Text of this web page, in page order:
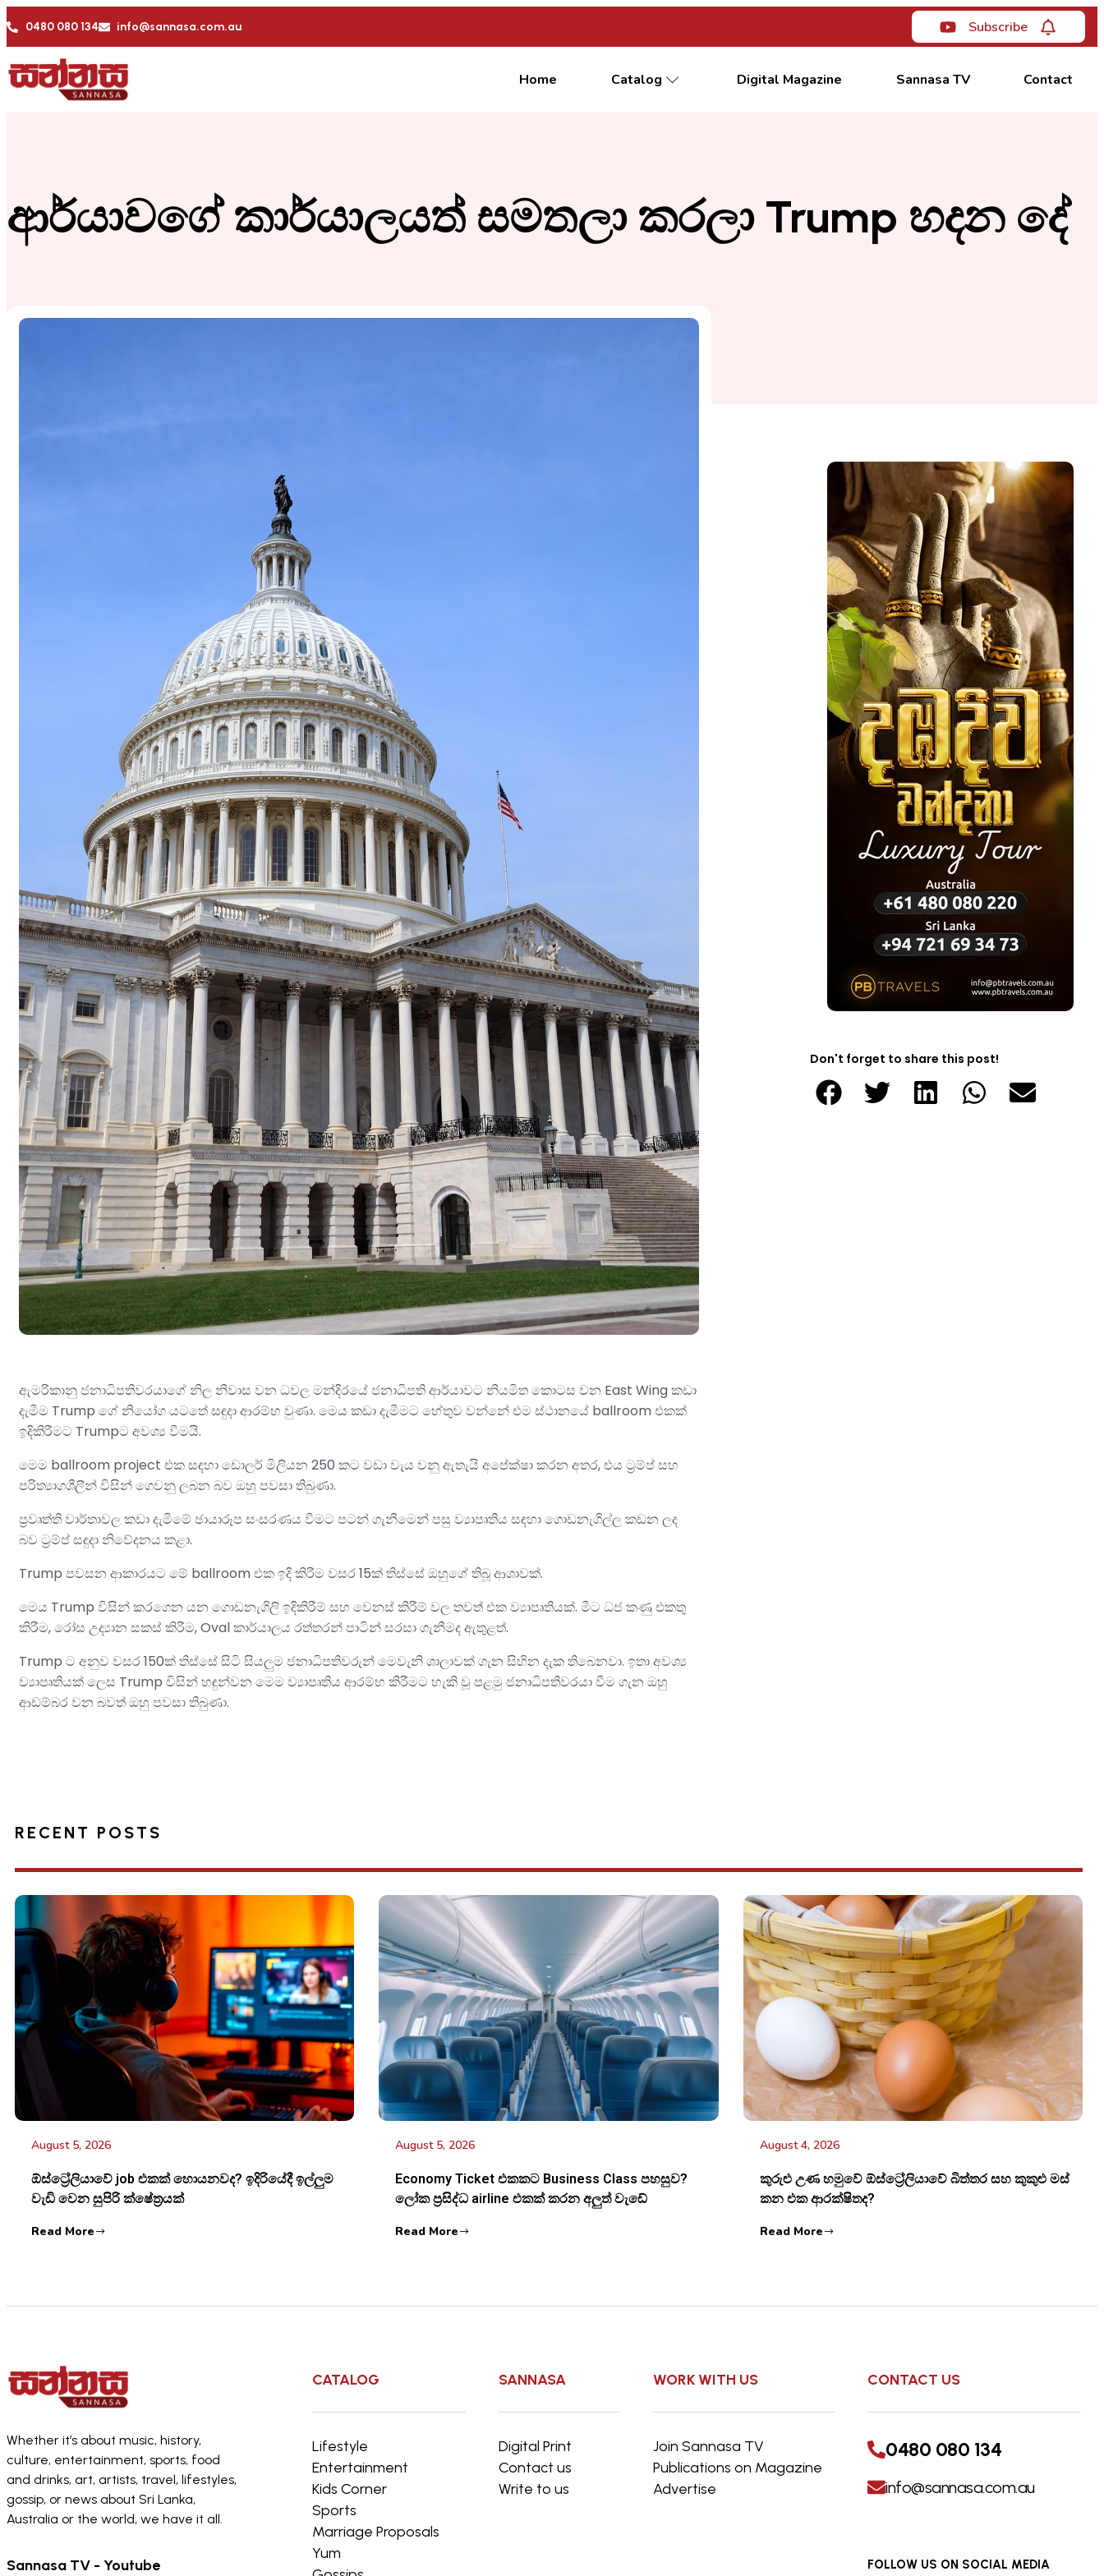
0480 080 134 info@sannasa.com.au Subscribe
Home Catalog Digital Magazine Sannasa TV Contact
ආර්යාවගේ කාර්යාලයත් සමතලා කරලා Trump හදන දේ
ඇමරිකානු ජනාධිපතිවරයාගේ නිල නිවාස වන ධවල මන්දිරයේ ජනාධිපති ආර්යාවට නියමිත කොටස වන East Wing කඩා
දැමීම Trump ගේ නියෝග යටතේ සඳුදා ආරම්භ වුණා. මෙය කඩා දැමීමට හේතුව වන්නේ එම ස්ථානයේ ballroom එකක්
ඉදිකිරීමට Trumpට අවශ්‍ය වීමයි.
මෙම ballroom project එක සඳහා ඩොලර් මිලියන 250 කට වඩා වැය වනු ඇතැයි අපේක්ෂා කරන අතර, එය ට්‍රම්ප් සහ
පරිත්‍යාගශීලීන් විසින් ගෙවනු ලබන බව ඔහු පවසා තිබුණා.
ප්‍රවෘත්ති වාර්තාවල කඩා දැමීමේ ඡායාරූප සංසරණය වීමට පටන් ගැනීමෙන් පසු ව්‍යාපෘතිය සඳහා ගොඩනැගිල්ල කඩන ලද
බව ට්‍රම්ප් සඳුදා නිවේදනය කළා.
Trump පවසන ආකාරයට මේ ballroom එක ඉදි කිරීම වසර 15ක් තිස්සේ ඔහුගේ තිබූ ආශාවක්.
මෙය Trump විසින් කරගෙන යන ගොඩනැගිලි ඉදිකිරීම් සහ වෙනස් කිරීම් වල තවත් එක ව්‍යාපෘතියක්. මීට ධජ කණු එකතු
කිරීම, රෝස උද්‍යාන සකස් කිරීම, Oval කාර්යාලය රත්තරන් පාටින් සරසා ගැනීමද ඇතුළත්.
Trump ට අනුව වසර 150ක් තිස්සේ සිටි සියලුම ජනාධිපතිවරුන් මෙවැනි ශාලාවක් ගැන සිහින දැක තිබෙනවා. ඉතා අවශ්‍ය
ව්‍යාපෘතියක් ලෙස Trump විසින් හඳුන්වන මෙම ව්‍යාපෘතිය ආරම්භ කිරීමට හැකි වූ පළමු ජනාධිපතිවරයා වීම ගැන ඔහු
ආඩම්බර වන බවත් ඔහු පවසා තිබුණා.
Don't forget to share this post!
RECENT POSTS
August 5, 2026
ඕස්ට්‍රේලියාවේ job එකක් හොයනවද? ඉදිරියේදී ඉල්ලුම
වැඩි වෙන සුපිරි ක්ෂේත්‍රයක්
Read More
August 5, 2026
Economy Ticket එකකට Business Class පහසුව?
ලෝක ප්‍රසිද්ධ airline එකක් කරන අලුත් වැඩේ
Read More
August 4, 2026
කුරුළු උණ හමුවේ ඕස්ට්‍රේලියාවේ බිත්තර සහ කුකුළු මස්
කන එක ආරක්ෂිතද?
Read More
Whether it’s about music, history,
culture, entertainment, sports, food
and drinks, art, artists, travel, lifestyles,
gossip, or news about Sri Lanka,
Australia or the world, we have it all.
Sannasa TV - Youtube
CATALOG
Lifestyle
Entertainment
Kids Corner
Sports
Marriage Proposals
Yum
SANNASA
Digital Print
Contact us
Write to us
WORK WITH US
Join Sannasa TV
Publications on Magazine
Advertise
CONTACT US
0480 080 134
info@sannasa.com.au
FOLLOW US ON SOCIAL MEDIA